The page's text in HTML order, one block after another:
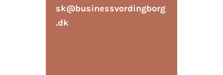
sk@businessvordingborg
.dk